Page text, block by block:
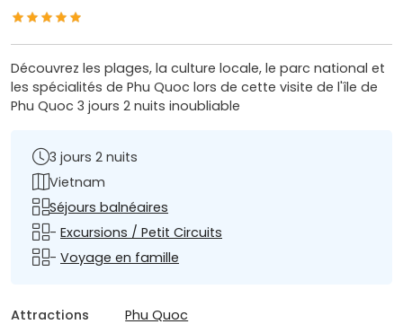
Découvrez les plages, la culture locale, le parc national et
les spécialités de Phu Quoc lors de cette visite de l'île de
Phu Quoc 3 jours 2 nuits inoubliable
3 jours 2 nuits
Vietnam
Séjours balnéaires
- Excursions / Petit Circuits
- Voyage en famille
Attractions Phu Quoc